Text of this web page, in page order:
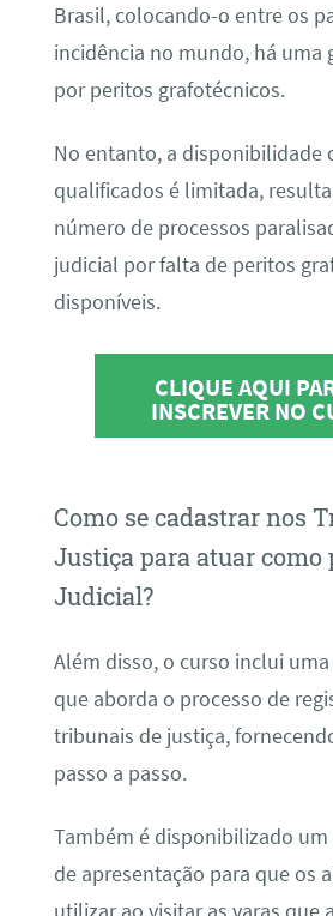
Brasil, colocando-o entre os
incidência no mundo, há uma
por peritos grafotécnicos.
No entanto, a disponibilidade
qualificados é limitada,
número de processos
judicial por falta de peritos
disponíveis.
CLIQUE AQUI
INSCREVER NO
Como se cadastrar nos
Justiça para atuar como
Judicial?
Além disso, o curso inclui
que aborda o processo de
tribunais de justiça,
passo a passo.
Também é disponibilizado
de apresentação para que os